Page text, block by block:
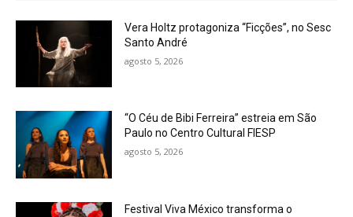
Vera Holtz protagoniza “Ficções”, no Sesc
Santo André
agosto 5, 2026
“O Céu de Bibi Ferreira” estreia em São
Paulo no Centro Cultural FIESP
agosto 5, 2026
Festival Viva México transforma o